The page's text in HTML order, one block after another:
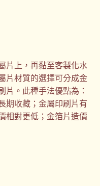
片上，再黏至客製化水
片材質的選擇可分成金
片。此種手法優點為：
期收藏；金屬印刷片有
相對更低；金箔片造價